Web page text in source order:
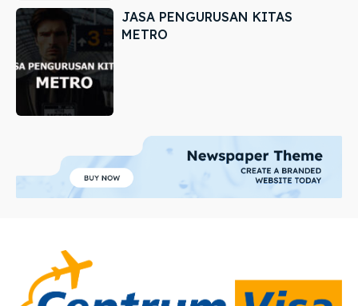
JASA PENGURUSAN KITAS
METRO